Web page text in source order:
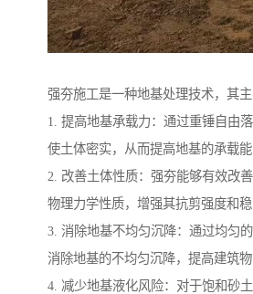
强夯施工是一种地基处理技术，其主
1. 提高地基承载力：通过重锤自由
使土体密实，从而提高地基的承载能
2. 改善土体性质：强夯能够有效改
物理力学性质，增强其抗剪强度和稳
3. 消除地基不均匀沉降：通过均匀
消除地基的不均匀沉降，提高建筑物
4. 减少地基液化风险：对于饱和砂